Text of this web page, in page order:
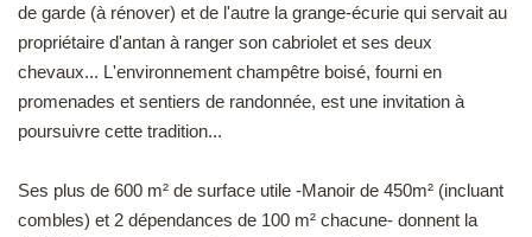
de garde (à rénover) et de l'autre la grange-écurie qui servait au
propriétaire d'antan à ranger son cabriolet et ses deux
chevaux... L'environnement champêtre boisé, fourni en
promenades et sentiers de randonnée, est une invitation à
poursuivre cette tradition...
Ses plus de 600 m² de surface utile -Manoir de 450m² (incluant
combles) et 2 dépendances de 100 m² chacune- donnent la